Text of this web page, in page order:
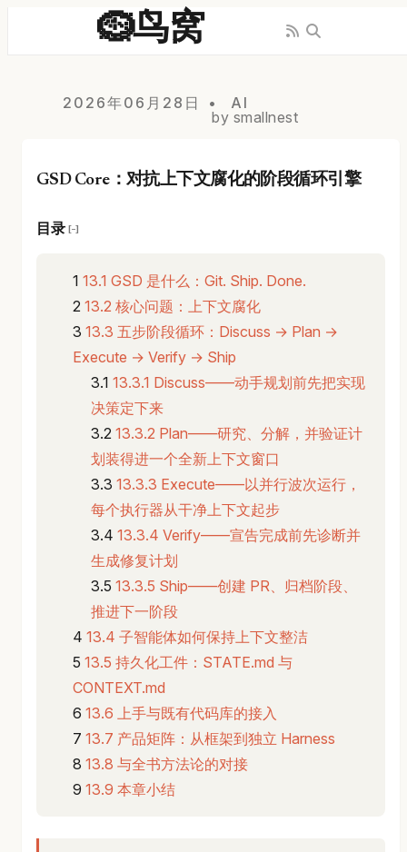
🪹鸟窝
2026年06月28日
AI
by smallnest
GSD Core：对抗上下文腐化的阶段循环引擎
目录 [−]
13.1 GSD 是什么：Git. Ship. Done.
13.2 核心问题：上下文腐化
13.3 五步阶段循环：Discuss → Plan →
Execute → Verify → Ship
13.3.1 Discuss——动手规划前先把实现
决策定下来
13.3.2 Plan——研究、分解，并验证计
划装得进一个全新上下文窗口
13.3.3 Execute——以并行波次运行，
每个执行器从干净上下文起步
13.3.4 Verify——宣告完成前先诊断并
生成修复计划
13.3.5 Ship——创建 PR、归档阶段、
推进下一阶段
13.4 子智能体如何保持上下文整洁
13.5 持久化工件：STATE.md 与
CONTEXT.md
13.6 上手与既有代码库的接入
13.7 产品矩阵：从框架到独立 Harness
13.8 与全书方法论的对接
13.9 本章小结